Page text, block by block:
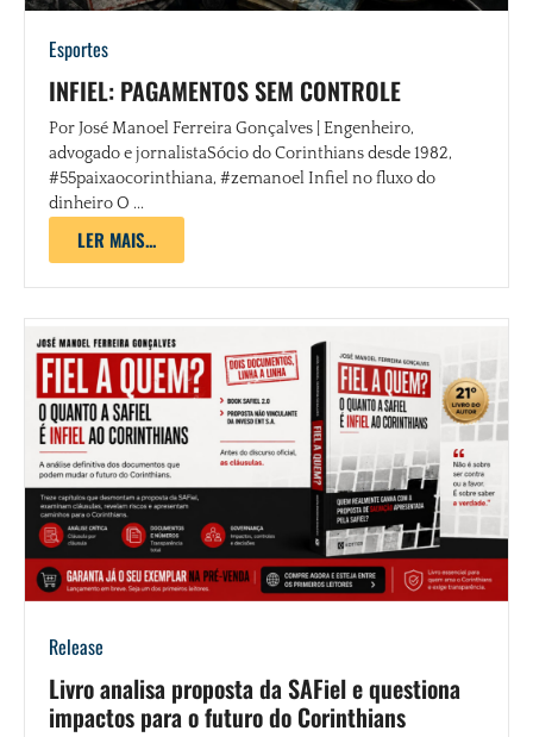
Esportes
INFIEL: PAGAMENTOS SEM CONTROLE
Por José Manoel Ferreira Gonçalves | Engenheiro,
advogado e jornalistaSócio do Corinthians desde 1982,
#55paixaocorinthiana, #zemanoel Infiel no fluxo do
dinheiro O ...
LER MAIS...
Release
Livro analisa proposta da SAFiel e questiona
impactos para o futuro do Corinthians